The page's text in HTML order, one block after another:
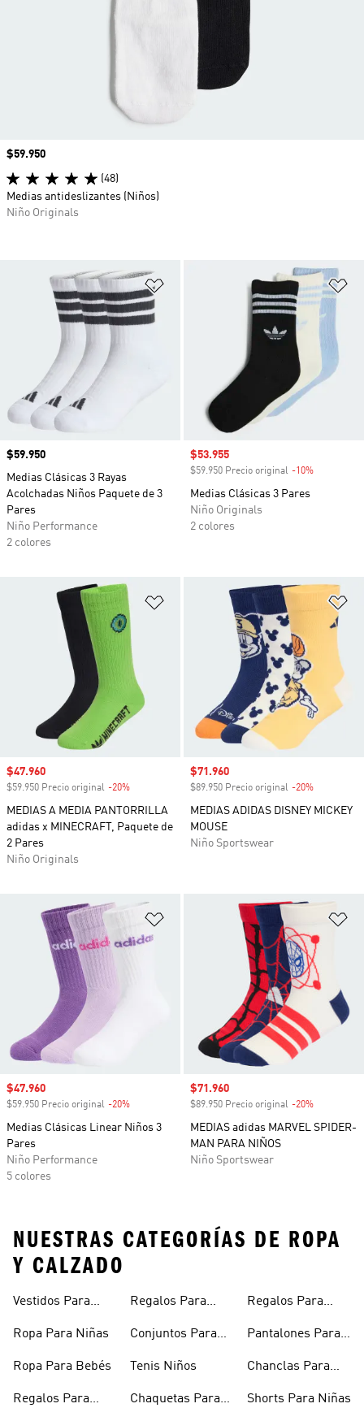
Añadir a la lista de deseos
Precio
$59.950
Medias Clásicas 3 Rayas
Acolchadas Niños Paquete de 3
Pares
Niño Performance
2 colores
Precio de venta
$53.955
$59.950 Precio original -10%
Medias Clásicas 3 Pares
Niño Originals
2 colores
Añadir a la lista de deseos
Precio de venta
$47.960
$59.950 Precio original -20%
MEDIAS A MEDIA PANTORRILLA
adidas x MINECRAFT, Paquete de
2 Pares
Niño Originals
Precio de venta
$71.960
$89.950 Precio original -20%
MEDIAS ADIDAS DISNEY MICKEY
MOUSE
Niño Sportswear
Añadir a la lista de deseos
Precio de venta
$47.960
$59.950 Precio original -20%
Medias Clásicas Linear Niños 3
Pares
Niño Performance
5 colores
Precio de venta
$71.960
$89.950 Precio original -20%
MEDIAS adidas MARVEL SPIDER-
MAN PARA NIÑOS
Niño Sportswear
Precio
$59.950
(48)
Medias antideslizantes (Niños)
Niño Originals
NUESTRAS CATEGORÍAS DE ROPA
Y CALZADO
Vestidos Para
Ropa Para Niñas
Ropa Para Bebés
Regalos Para
Regalos Para
Conjuntos Para
Tenis Niños
Chaquetas Para
Regalos Para
Pantalones Para
Chanclas Para
Shorts Para Niñas